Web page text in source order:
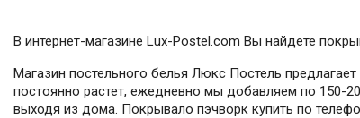
В интернет-магазине Lux-Postel.com Вы найдете
Магазин постельного белья Люкс Постель
постоянно растет, ежедневно мы добавляем по 150-
выходя из дома. Покрывало пэчворк купить по